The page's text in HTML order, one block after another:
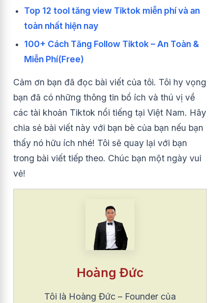
Top 12 tool tăng view Tiktok miễn phí và an
toàn nhất hiện nay
100+ Cách Tăng Follow Tiktok – An Toàn &
Miễn Phí(Free)
Cảm ơn bạn đã đọc bài viết của tôi. Tôi hy vọng
bạn đã có những thông tin bổ ích và thú vị về
các tài khoản Tiktok nổi tiếng tại Việt Nam. Hãy
chia sẻ bài viết này với bạn bè của bạn nếu bạn
thấy nó hữu ích nhé! Tôi sẽ quay lại với bạn
trong bài viết tiếp theo. Chúc bạn một ngày vui
vẻ!
Hoàng Đức
Tôi là Hoàng Đức – Founder của